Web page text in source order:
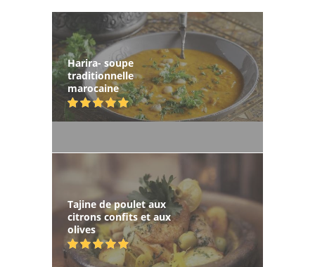
Harira- soupe
traditionnelle
marocaine
Tajine de poulet aux
citrons confits et aux
olives